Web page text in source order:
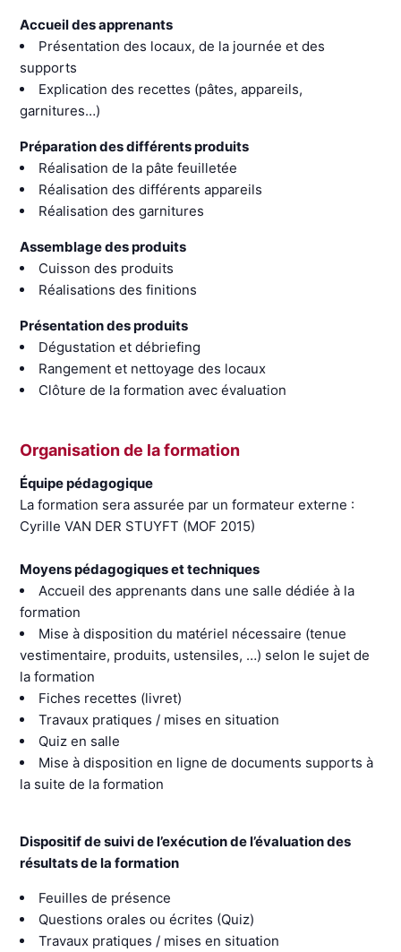
Accueil des apprenants
Présentation des locaux, de la journée et des
supports
Explication des recettes (pâtes, appareils,
garnitures…)
Préparation des différents produits
Réalisation de la pâte feuilletée
Réalisation des différents appareils
Réalisation des garnitures
Assemblage des produits
Cuisson des produits
Réalisations des finitions
Présentation des produits
Dégustation et débriefing
Rangement et nettoyage des locaux
Clôture de la formation avec évaluation
Organisation de la formation
Équipe pédagogique
La formation sera assurée par un formateur externe :
Cyrille VAN DER STUYFT (MOF 2015)
Moyens pédagogiques et techniques
Accueil des apprenants dans une salle dédiée à la
formation
Mise à disposition du matériel nécessaire (tenue
vestimentaire, produits, ustensiles, …) selon le sujet de
la formation
Fiches recettes (livret)
Travaux pratiques / mises en situation
Quiz en salle
Mise à disposition en ligne de documents supports à
la suite de la formation
Dispositif de suivi de l’exécution de l’évaluation des
résultats de la formation
Feuilles de présence
Questions orales ou écrites (Quiz)
Travaux pratiques / mises en situation